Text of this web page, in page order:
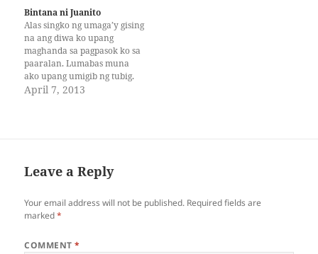
/song: Unti-unti ang mga
kasama ko ay Napipikon na,
nawawalan ng pag-asa Unti-
unti ang mga kasama ko ay
Napapaslang ng mga
halimaw…
Bintana ni Juanito
Alas singko ng umaga’y gising
na ang diwa ko upang
maghanda sa pagpasok ko sa
paaralan. Lumabas muna
ako upang umigib ng tubig.
Maya-maya’y batid ko ang
naman sa bintana…
April 7, 2013
Leave a Reply
Your email address will not be published. Required fields are
marked*
COMMENT*